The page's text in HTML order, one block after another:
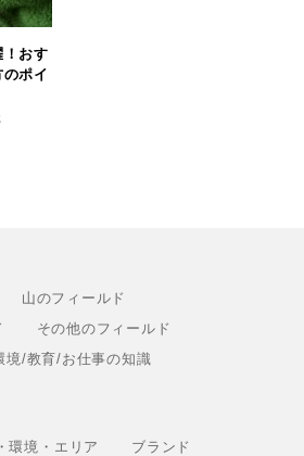
！おす
ポイ
山のフィールド
その他のフィールド
境/教育/お仕事の知識
環境・エリア ブランド